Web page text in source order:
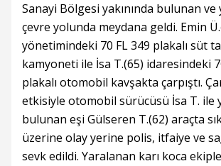
Sanayi Bölgesi yakınında bulunan ve
çevre yolunda meydana geldi. Emin
yönetimindeki 70 FL 349 plakalı süt
kamyoneti ile İsa T.(65) idaresindeki
plakalı otomobil kavşakta çarpıştı.
etkisiyle otomobil sürücüsü İsa T. ile
bulunan eşi Gülseren T.(62) araçta
üzerine olay yerine polis, itfaiye ve
sevk edildi. Yaralanan karı koca